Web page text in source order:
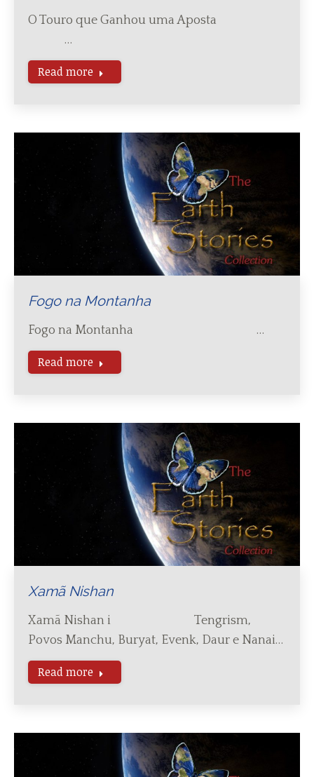
O Touro que Ganhou uma Aposta
…
Read more
Fogo na Montanha
Fogo na Montanha …
Read more
Xamã Nishan
Xamã Nishan i Tengrism,
Povos Manchu, Buryat, Evenk, Daur e Nanai…
Read more